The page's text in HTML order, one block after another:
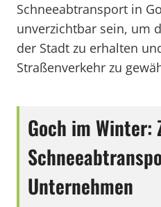
Schneeabtransport in
unverzichtbar sein, um
der Stadt zu erhalten
Straßenverkehr zu
Goch im Winter:
Unternehmen